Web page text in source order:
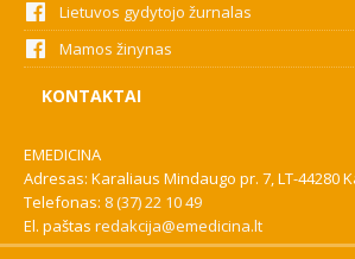
Lietuvos gydytojo žurnalas
Mamos žinynas
KONTAKTAI
EMEDICINA
Adresas: Karaliaus Mindaugo pr. 7, LT-44280
Telefonas: 8 (37) 22 10 49
El. paštas redakcija@emedicina.lt